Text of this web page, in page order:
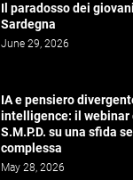
Il paradosso dei
Sardegna
June 29, 2026
IA e pensiero
intelligence: il webinar
S.M.P.D. su una sfida
complessa
May 28, 2026